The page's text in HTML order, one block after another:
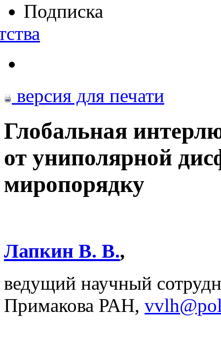
Подписка
версия для печати
Глобальная
от униполярной
миропорядку
Лапкин В. В.,
ведущий научный
Примакова РАН,